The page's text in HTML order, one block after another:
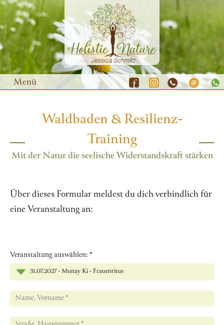
Menü
Waldbaden
Yoga
Natur-Coaching
Gutscheine
Kontakt
Waldbaden & Resilienz-
Training
Mit der Natur die seelische Widerstandskraft stärken
Über dieses Formular meldest du dich verbindlich für
eine Veranstaltung an:
Veranstaltung auswählen:*
31.07.2027 - Munay Ki - Frauenritus